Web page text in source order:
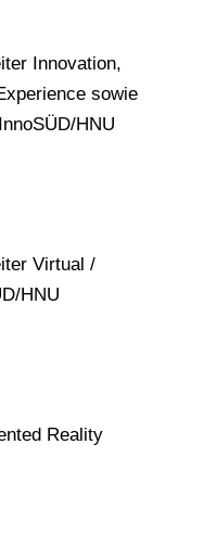
Innovation,
sowie
HNU
Virtual /
HNU
Reality